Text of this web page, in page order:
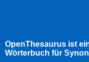
OpenThesaurus ist
Wörterbuch für